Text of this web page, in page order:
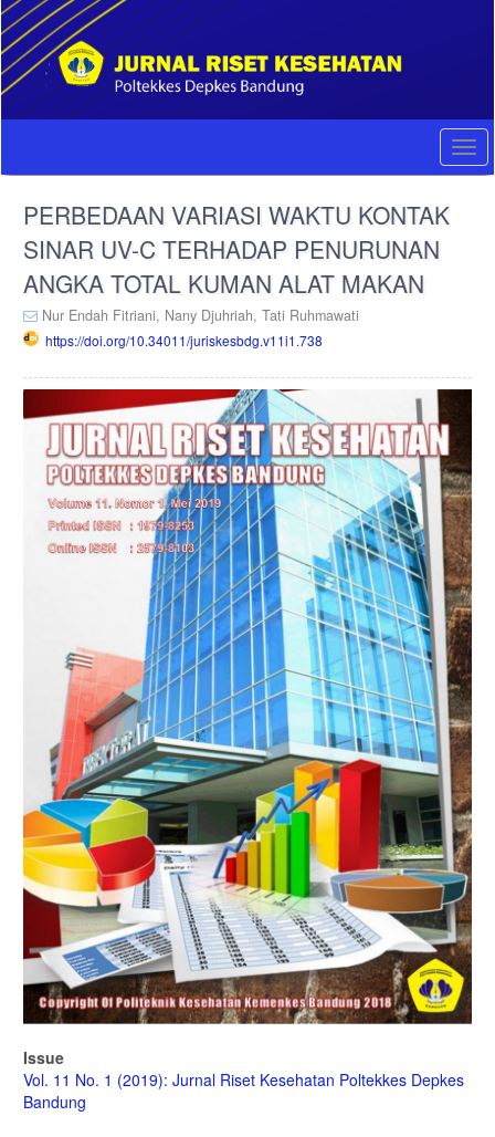
Quick
jump
to
page
content
Main
Sidebar
PERBEDAAN VARIASI WAKTU KONTAK
SINAR UV-C TERHADAP PENURUNAN
ANGKA TOTAL KUMAN ALAT MAKAN
Nur Endah Fitriani, Nany Djuhriah, Tati Ruhmawati
https://doi.org/10.34011/juriskesbdg.v11i1.738
Article
Sidebar
Issue
Vol. 11 No. 1 (2019): Jurnal Riset Kesehatan Poltekkes Depkes
Bandung